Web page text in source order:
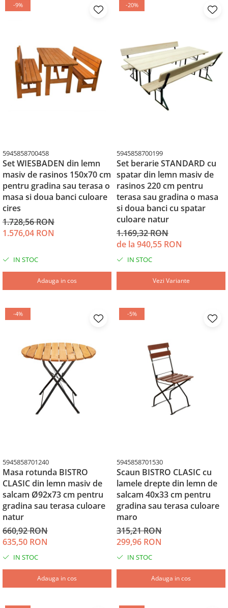
-9%
5945858700458
Set WIESBADEN din lemn
masiv de rasinos 150x70 cm
pentru gradina sau terasa o
masa si doua banci culoare
cires
1.728,56 RON
1.576,04 RON
IN STOC
Adauga in cos
-20%
5945858700199
Set berarie STANDARD cu
spatar din lemn masiv de
rasinos 220 cm pentru
terasa sau gradina o masa
si doua banci cu spatar
culoare natur
1.169,32 RON
de la 940,55 RON
IN STOC
Vezi Variante
-4%
5945858701240
Masa rotunda BISTRO
CLASIC din lemn masiv de
salcam Ø92x73 cm pentru
gradina sau terasa culoare
natur
660,92 RON
635,50 RON
IN STOC
Adauga in cos
-5%
5945858701530
Scaun BISTRO CLASIC cu
lamele drepte din lemn de
salcam 40x33 cm pentru
gradina sau terasa culoare
maro
315,21 RON
299,96 RON
IN STOC
Adauga in cos